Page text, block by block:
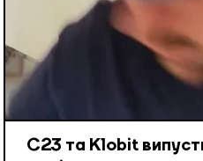
С23 та Klobit